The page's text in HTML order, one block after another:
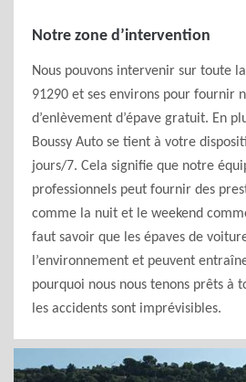
Notre zone d’intervention
Nous pouvons intervenir sur toute
91290 et ses environs pour fournir
d’enlèvement d’épave gratuit. En
Boussy Auto se tient à votre
jours/7. Cela signifie que notre
professionnels peut fournir des
comme la nuit et le weekend
faut savoir que les épaves de
l’environnement et peuvent
pourquoi nous nous tenons prêts à
les accidents sont imprévisibles.